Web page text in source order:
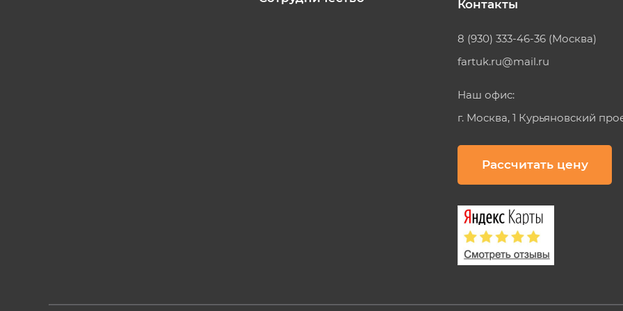
Контакты
8 (930) 333-46-36 (Москва)
fartuk.ru@mail.ru
Наш офис:
г. Москва, 1 Курьяновский
Рассчитать цену